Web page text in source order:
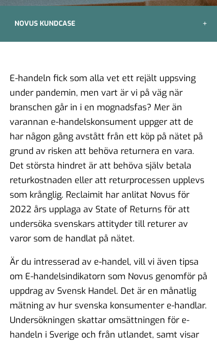
NOVUS KUNDCASE
E-handeln fick som alla vet ett rejält uppsving
under pandemin, men vart är vi på väg när
branschen går in i en mognadsfas? Mer än
varannan e-handelskonsument uppger att de
har någon gång avstått från ett köp på nätet på
grund av risken att behöva returnera en vara.
Det största hindret är att behöva själv betala
returkostnaden eller att returprocessen upplevs
som krånglig. Reclaimit har anlitat Novus för
2022 års upplaga av State of Returns för att
undersöka svenskars attityder till returer av
varor som de handlat på nätet.
Är du intresserad av e-handel, vill vi även tipsa
om E-handelsindikatorn som Novus genomför på
uppdrag av Svensk Handel. Det är en månatlig
mätning av hur svenska konsumenter e-handlar.
Undersökningen skattar omsättningen för e-
handeln i Sverige och från utlandet, samt visar